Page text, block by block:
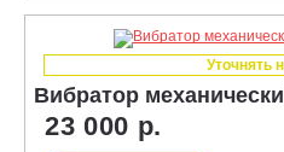
Уточнять
Вибратор
23 000 р.